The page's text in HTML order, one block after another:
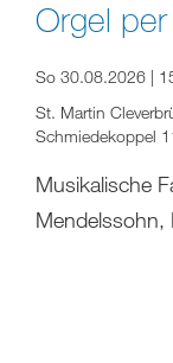
Orgel
So 30.08.2026 |
St. Martin
Schmiedekoppel
Musikalische
Mendelssohn,